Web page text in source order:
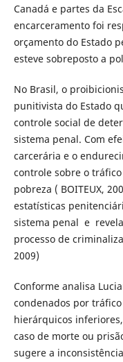
Canadá e partes da
encarceramento foi
orçamento do Estado
esteve sobreposto a
No Brasil, o
punitivista do Estado
controle social de
sistema penal. Com
carcerária e o
controle sobre o
pobreza ( BOITEUX,
estatísticas
sistema penal e
processo de
2009)
Conforme analisa
condenados por
hierárquicos
caso de morte ou
sugere a